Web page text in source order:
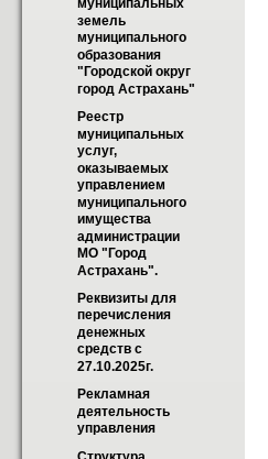
муниципальных
земель
муниципального
образования
"Городской округ
город Астрахань"
Реестр
муниципальных
услуг,
оказываемых
управлением
муниципального
имущества
администрации
МО "Город
Астрахань".
Реквизиты для
перечисления
денежных
средств с
27.10.2025г.
Рекламная
деятельность
управления